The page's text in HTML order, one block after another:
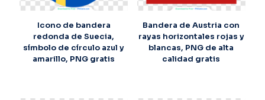
Icono de bandera
redonda de Suecia,
símbolo de círculo azul y
amarillo, PNG gratis
Bandera de Austria con
rayas horizontales rojas y
blancas, PNG de alta
calidad gratis